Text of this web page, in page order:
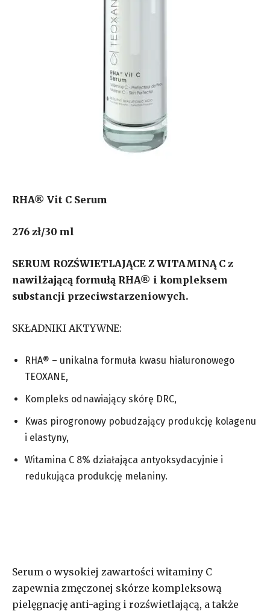
RHA® Vit C Serum
276 zł/30 ml
SERUM ROZŚWIETLAJĄCE Z WITAMINĄ C z
nawilżającą formułą RHA® i kompleksem
substancji przeciwstarzeniowych.
SKŁADNIKI AKTYWNE:
RHA® – unikalna formuła kwasu hialuronowego
TEOXANE,
Kompleks odnawiający skórę DRC,
Kwas pirogronowy pobudzający produkcję kolagenu
i elastyny,
Witamina C 8% działająca antyoksydacyjnie i
redukująca produkcję melaniny.
Serum o wysokiej zawartości witaminy C
zapewnia zmęczonej skórze kompleksową
pielęgnację anti-aging i rozświetlającą, a także